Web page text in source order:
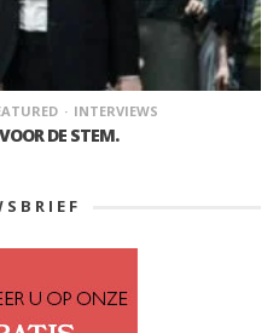
INTERVIEWS
DE STEM.